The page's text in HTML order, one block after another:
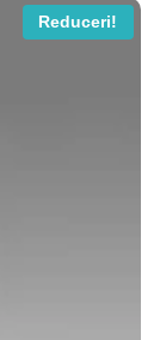
Reduceri!